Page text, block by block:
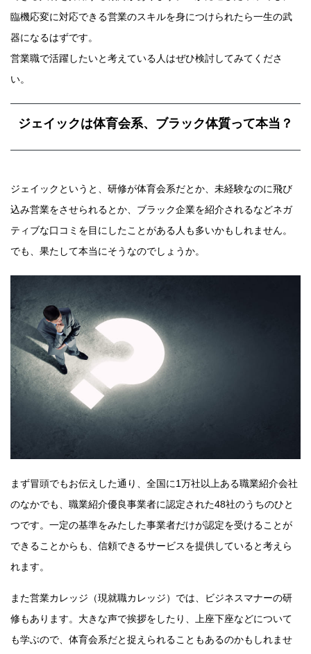
臨機応変に対応できる営業のスキルを身につけられたら一生の武
器になるはずです。
営業職で活躍したいと考えている人はぜひ検討してみてくださ
い。
ジェイックは体育会系、ブラック体質って本当？
ジェイックというと、研修が体育会系だとか、未経験なのに飛び
込み営業をさせられるとか、ブラック企業を紹介されるなどネガ
ティブな口コミを目にしたことがある人も多いかもしれません。
でも、果たして本当にそうなのでしょうか。
まず冒頭でもお伝えした通り、全国に1万社以上ある職業紹介会社
のなかでも、職業紹介優良事業者に認定された48社のうちのひと
つです。一定の基準をみたした事業者だけが認定を受けることが
できることからも、信頼できるサービスを提供していると考えら
れます。
また営業カレッジ（現就職カレッジ）では、ビジネスマナーの研
修もあります。大きな声で挨拶をしたり、上座下座などについて
も学ぶので、体育会系だと捉えられることもあるのかもしれませ